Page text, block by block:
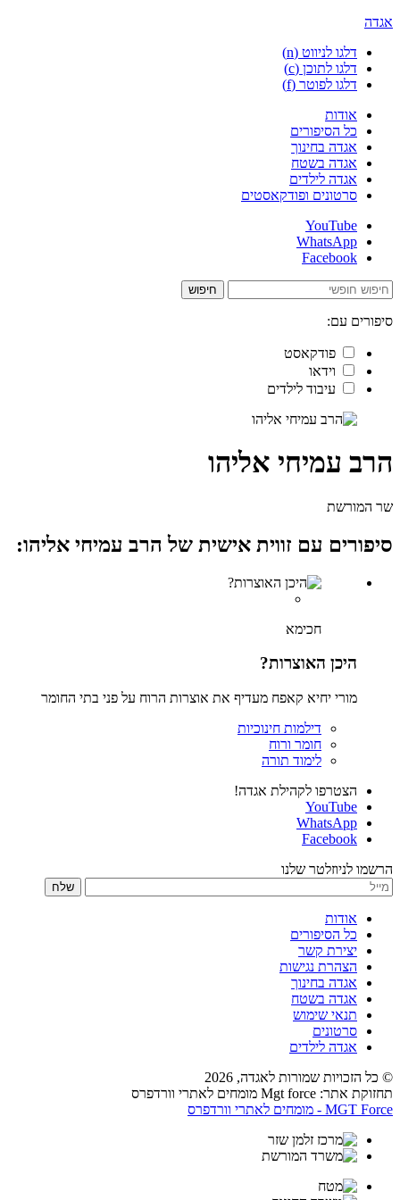
אגדה
דלגו לניווט (n)
דלגו לתוכן (c)
דלגו לפוטר (f)
אודות
כל הסיפורים
אגדה בחינוך
אגדה בשטח
אגדה לילדים
סרטונים ופודקאסטים
YouTube
WhatsApp
Facebook
חיפוש
סיפורים עם:
פודקאסט
וידאו
עיבוד לילדים
הרב עמיחי אליהו
שר המורשת
סיפורים עם זווית אישית של הרב עמיחי אליהו:
חכימא
היכן האוצרות?
מורי יחיא קאפח מעדיף את אוצרות הרוח על פני בתי החומר
דילמות חינוכיות
חומר ורוח
לימוד תורה
הצטרפו לקהילת אגדה!
YouTube
WhatsApp
Facebook
הרשמו לניוזלטר שלנו
שלח
אודות
כל הסיפורים
יצירת קשר
הצהרת נגישות
אגדה בחינוך
אגדה בשטח
תנאי שימוש
סרטונים
אגדה לילדים
© כל הזכויות שמורות לאגדה, 2026
תחזוקת אתר: Mgt force מומחים לאתרי וורדפרס
MGT Force - מומחים לאתרי וורדפרס